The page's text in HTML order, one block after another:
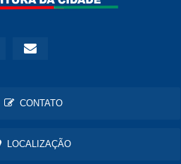
CONTATO
LOCALIZAÇÃO